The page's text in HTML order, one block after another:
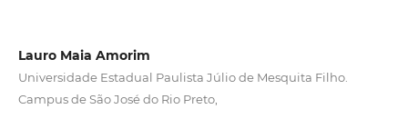
Lauro Maia Amorim
Universidade Estadual Paulista Júlio de Mesquita Filho.
Campus de São José do Rio Preto,